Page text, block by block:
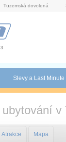
Tuzemská dovolená
Slevy a Last Minute
v
Atrakce Mapa